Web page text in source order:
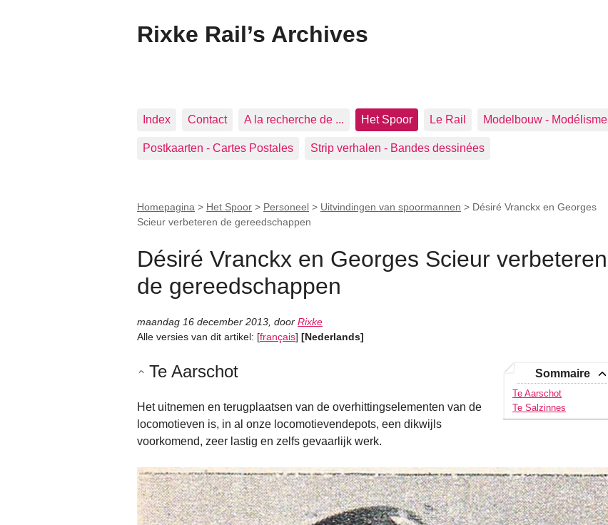
Rixke Rail’s Archives
Index Contact A la recherche de ... Het Spoor Le Rail Modelbouw - Modélisme
Postkaarten - Cartes Postales Strip verhalen - Bandes dessinées
Homepagina > Het Spoor > Personeel > Uitvindingen van spoormannen > Désiré Vranckx en Georges
Scieur verbeteren de gereedschappen
Désiré Vranckx en Georges Scieur verbeteren
de gereedschappen
maandag 16 december 2013 door Rixke
Alle versies van dit artikel: [français] [Nederlands]
Sommaire
Te Aarschot
Te Salzinnes
Te Aarschot
Het uitnemen en terugplaatsen van de overhittingselementen van de
locomotieven is, in al onze locomotievendepots, een dikwijls
voorkomend, zeer lastig en zelfs gevaarlijk werk.